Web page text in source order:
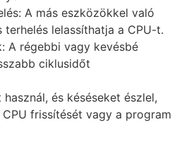
A más eszközökkel való
terhelés lelassíthatja a CPU-t.
A régebbi vagy kevésbé
ciklusidőt
és késéseket észlel,
frissítését vagy a program